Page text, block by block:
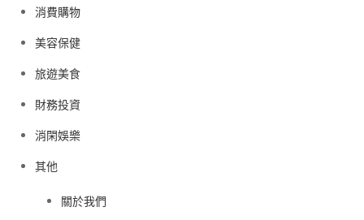
消費購物
美容保健
旅遊美食
財務投資
消閑娛樂
其他
關於我們